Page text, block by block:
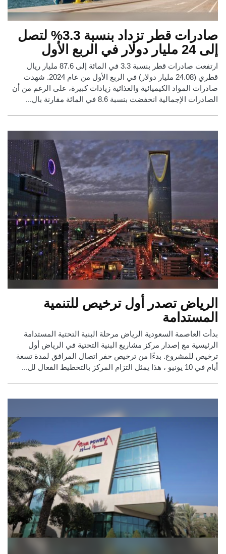
صادرات قطر تزداد بنسبة 3.3% لتصل
إلى 24 مليار دولار في الربع الأول
ارتفعت صادرات قطر بنسبة 3.3 في المائة إلى 87.6 مليار ريال
قطري (24.08 مليار دولار) في الربع الأول من عام 2024. شهدت
صادرات المواد الكيميائية والغذائية زيادات كبيرة، على الرغم من أن
الصادرات الإجمالية انخفضت بنسبة 8.6 في المائة مقارنة بال...
الرياض تصدر أول ترخيص للتنمية
المستدامة
بدأت العاصمة السعودية الرياض مرحلة البنية التحتية المستدامة
الرئيسية مع إصدار مركز مشاريع البنية التحتية في الرياض أول
ترخيص للمشروع. بدءًا من ترخيص حفر اتصال المرافق لمدة تسعة
أيام في 10 يونيو ، هذا يمثل التزام المركز بالتخطيط الفعال لل...